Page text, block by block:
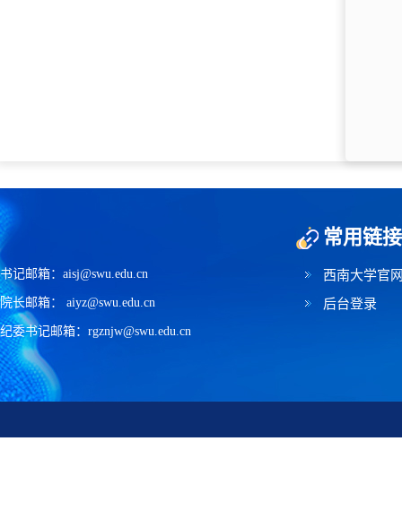
书记邮箱：aisj@swu.edu.cn
院长邮箱： aiyz@swu.edu.cn
纪委书记邮箱：rgznjw@swu.edu.cn
常用链接
西南大学官
后台登录